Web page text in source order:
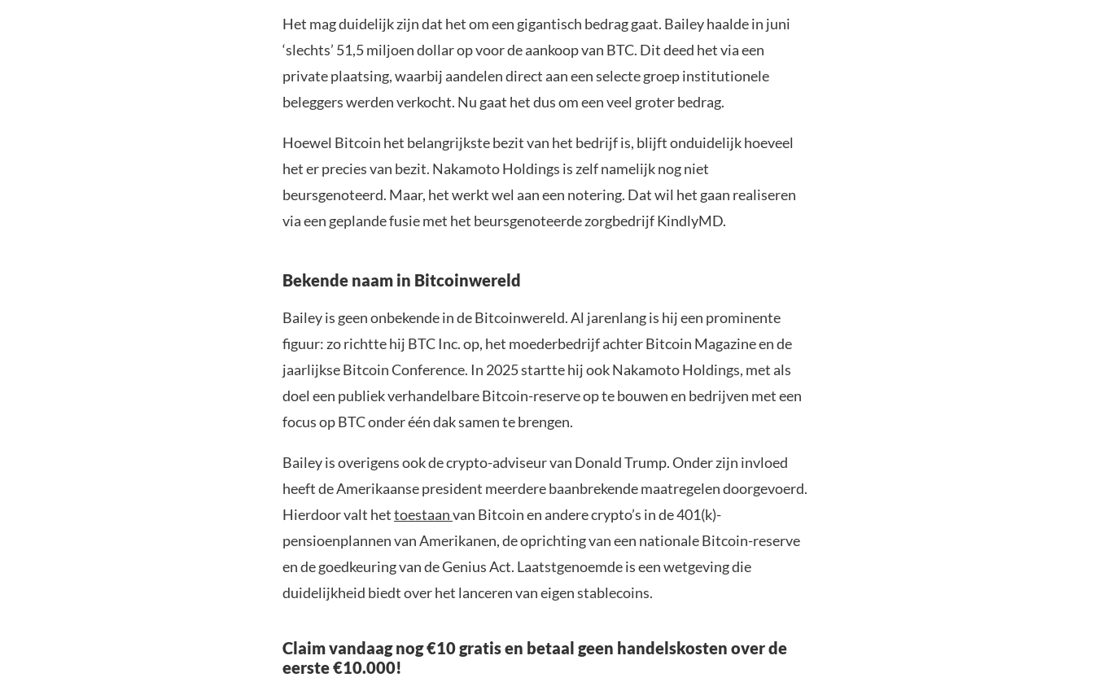
Het mag duidelijk zijn dat het om een gigantisch bedrag gaat. Bailey haalde in juni
‘slechts’ 51,5 miljoen dollar op voor de aankoop van BTC. Dit deed het via een
private plaatsing, waarbij aandelen direct aan een selecte groep institutionele
beleggers werden verkocht. Nu gaat het dus om een veel groter bedrag.
Hoewel Bitcoin het belangrijkste bezit van het bedrijf is, blijft onduidelijk hoeveel
het er precies van bezit. Nakamoto Holdings is zelf namelijk nog niet
beursgenoteerd. Maar, het werkt wel aan een notering. Dat wil het gaan realiseren
via een geplande fusie met het beursgenoteerde zorgbedrijf KindlyMD.
Bekende naam in Bitcoinwereld
Bailey is geen onbekende in de Bitcoinwereld. Al jarenlang is hij een prominente
figuur: zo richtte hij BTC Inc. op, het moederbedrijf achter Bitcoin Magazine en de
jaarlijkse Bitcoin Conference. In 2025 startte hij ook Nakamoto Holdings, met als
doel een publiek verhandelbare Bitcoin-reserve op te bouwen en bedrijven met een
focus op BTC onder één dak samen te brengen.
Bailey is overigens ook de crypto-adviseur van Donald Trump. Onder zijn invloed
heeft de Amerikaanse president meerdere baanbrekende maatregelen doorgevoerd.
Hierdoor valt hettoestaanvan Bitcoin en andere crypto’s in de 401(k)-
pensioenplannen van Amerikanen, de oprichting van een nationale Bitcoin-reserve
en de goedkeuring van de Genius Act. Laatstgenoemde is een wetgeving die
duidelijkheid biedt over het lanceren van eigen stablecoins.
Claim vandaag nog €10 gratis en betaal geen handelskosten over de
eerste €10.000!